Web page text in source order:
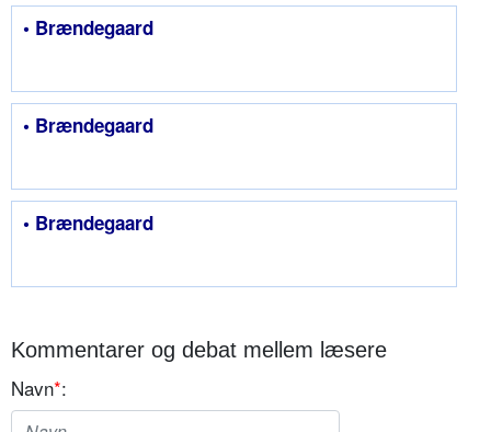
• Brændegaard
• Brændegaard
• Brændegaard
Kommentarer og debat mellem læsere
Navn*: